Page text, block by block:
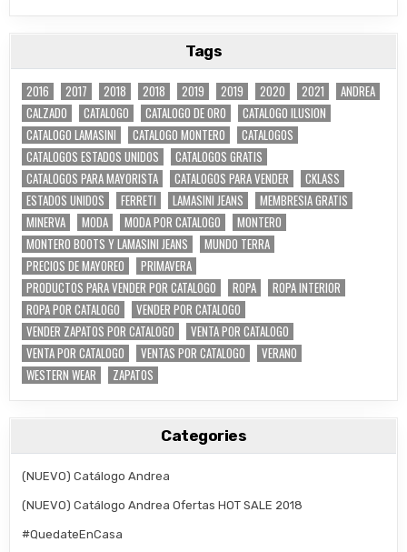
Tags
2016 2017 2018 2018 2019 2019 2020 2021
ANDREA
CALZADO
CATALOGO CATALOGO DE ORO
CATALOGO ILUSION
CATALOGO LAMASINI
CATALOGO MONTERO
CATALOGOS
CATALOGOS ESTADOS UNIDOS
CATALOGOS GRATIS
CATALOGOS PARA MAYORISTA
CATALOGOS PARA VENDER
CKLASS
ESTADOS UNIDOS
FERRETI LAMASINI JEANS
MEMBRESIA GRATIS
MINERVA
MODA MODA POR CATALOGO
MONTERO
MONTERO BOOTS Y LAMASINI JEANS
MUNDO TERRA
PRECIOS DE MAYOREO
PRIMAVERA
PRODUCTOS PARA VENDER POR CATALOGO
ROPA
ROPA INTERIOR
ROPA POR CATALOGO
VENDER POR CATALOGO
VENDER ZAPATOS POR CATALOGO
VENTA POR CATALOGO
VENTA POR CATALOGO
VENTAS POR CATALOGO
VERANO
WESTERN WEAR
ZAPATOS
Categories
(NUEVO) Catálogo Andrea
(NUEVO) Catálogo Andrea Ofertas HOT SALE 2018
#QuedateEnCasa